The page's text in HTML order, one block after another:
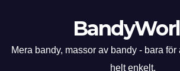
Mera bandy, massor av bandy - bara
helt enkelt.